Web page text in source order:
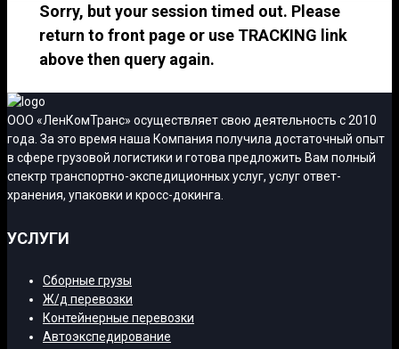
Sorry, but your session timed out. Please
return to front page or use TRACKING link
above then query again.
ООО «ЛенКомТранс» осуществляет свою деятельность с 2010
года. За это время наша Компания получила достаточный опыт
в сфере грузовой логистики и готова предложить Вам полный
спектр транспортно-экспедиционных услуг, услуг ответ-
хранения, упаковки и кросс-докинга.
УСЛУГИ
Сборные грузы
Ж/д перевозки
Контейнерные перевозки
Автоэкспедирование